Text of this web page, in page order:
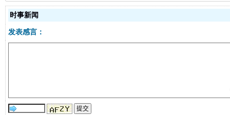
时事新闻
发表感言：